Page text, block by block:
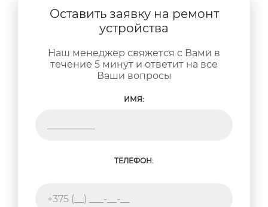
Оставить заявку на ремонт
устройства
Наш менеджер свяжется с Вами в
течение 5 минут и ответит на все
Ваши вопросы
ИМЯ:
ТЕЛЕФОН: